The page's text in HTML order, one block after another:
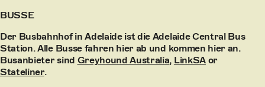
BUSSE
Der Busbahnhof in Adelaide ist die Adelaide Central Bus
Station. Alle Busse fahren hier ab und kommen hier an.
Busanbieter sind Greyhound Australia, LinkSAor
Stateliner.